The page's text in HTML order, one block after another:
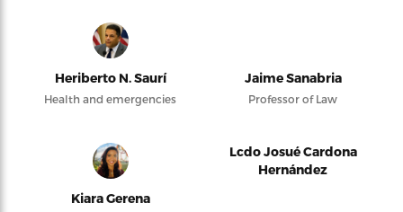
Heriberto N. Saurí
Health and emergencies
Jaime Sanabria
Professor of Law
Kiara Gerena
Lcdo Josué Cardona
Hernández